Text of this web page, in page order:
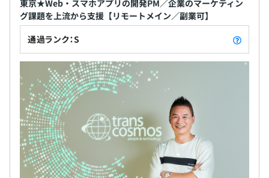
東京★Web・スマホアプリの開発PM／企業のマーケティン
グ課題を上流から支援【リモートメイン／副業可】
通過ランク：S